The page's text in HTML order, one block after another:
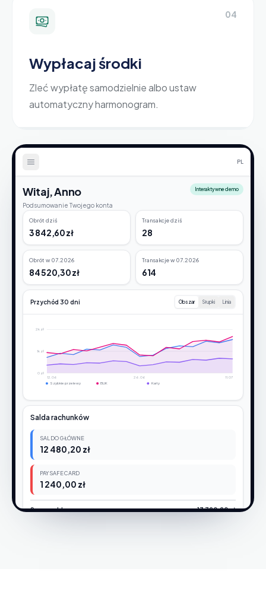
04
Wypłacaj środki
Zleć wypłatę samodzielnie albo ustaw
automatyczny harmonogram.
PL
Witaj, Anno
Podsumowanie Twojego konta
Interaktywne demo
Obrót dziś
3 842,60 zł
Transakcje dziś
28
Obrót w 07.2026
84 520,30 zł
Transakcje w 07.2026
614
Przychód 30 dni Obszar Słupki Linia
0 zł
1k zł
2k zł
12.06 26.06
11.07
Szybkie przelewy
BLIK Karty
Salda rachunków
SALDO GŁÓWNE
12 480,20 zł
PAYSAFECARD
1 240,00 zł
Suma sald 13 720,20 zł